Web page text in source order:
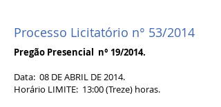
Processo Licitatório n° 53/2014
Pregão Presencial n° 19/2014.
Data: 08 DE ABRIL DE 2014.
Horário LIMITE: 13:00 (Treze) horas.